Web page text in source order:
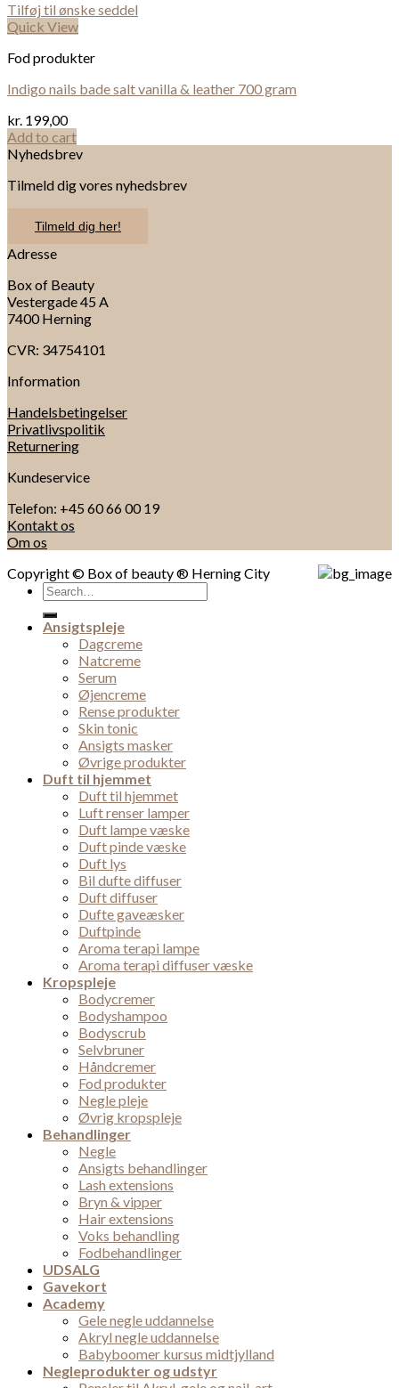
Tilføj til ønske seddel
Quick View
Fod produkter
Indigo nails bade salt vanilla & leather 700 gram
kr. 199,00
Add to cart
Nyhedsbrev
Tilmeld dig vores nyhedsbrev
Tilmeld dig her!
Adresse
Box of Beauty
Vestergade 45 A
7400 Herning
CVR: 34754101
Information
Handelsbetingelser
Privatlivspolitik
Returnering
Kundeservice
Telefon: +45 60 66 00 19
Kontakt os
Om os
Copyright © Box of beauty ® Herning City
Search
for:
Ansigtspleje
Dagcreme
Natcreme
Serum
Øjencreme
Rense produkter
Skin tonic
Ansigts masker
Øvrige produkter
Duft til hjemmet
Duft til hjemmet
Luft renser lamper
Duft lampe væske
Duft pinde væske
Duft lys
Bil dufte diffuser
Duft diffuser
Dufte gaveæsker
Duftpinde
Aroma terapi lampe
Aroma terapi diffuser væske
Kropspleje
Bodycremer
Bodyshampoo
Bodyscrub
Selvbruner
Håndcremer
Fod produkter
Negle pleje
Øvrig kropspleje
Behandlinger
Negle
Ansigts behandlinger
Lash extensions
Bryn & vipper
Hair extensions
Voks behandling
Fodbehandlinger
UDSALG
Gavekort
Academy
Gele negle uddannelse
Akryl negle uddannelse
Babyboomer kursus midtjylland
Negleprodukter og udstyr